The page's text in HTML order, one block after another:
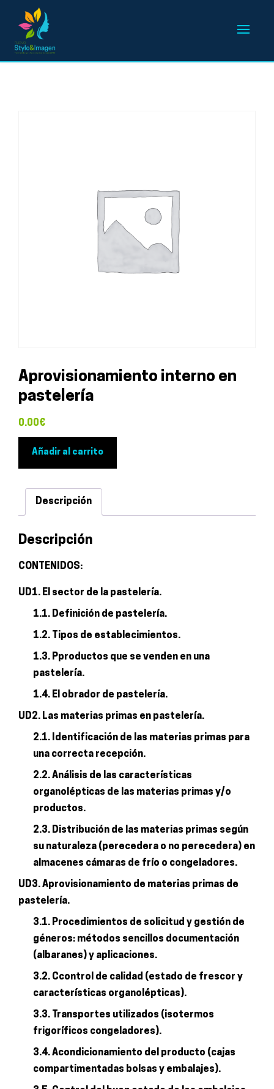
Aprovisionamiento interno en
pastelería
0.00€
Añadir al carrito
Descripción
Descripción
CONTENIDOS:
UD1. El sector de la pastelería.
1.1. Definición de pastelería.
1.2. Tipos de establecimientos.
1.3. Pproductos que se venden en una
pastelería.
1.4. El obrador de pastelería.
UD2. Las materias primas en pastelería.
2.1. Identificación de las materias primas para
una correcta recepción.
2.2. Análisis de las características
organolépticas de las materias primas y/o
productos.
2.3. Distribución de las materias primas según
su naturaleza (perecedera o no perecedera) en
almacenes cámaras de frío o congeladores.
UD3. Aprovisionamiento de materias primas de
pastelería.
3.1. Procedimientos de solicitud y gestión de
géneros: métodos sencillos documentación
(albaranes) y aplicaciones.
3.2. Ccontrol de calidad (estado de frescor y
características organolépticas).
3.3. Transportes utilizados (isotermos
frigoríficos congeladores).
3.4. Acondicionamiento del producto (cajas
compartimentadas bolsas y embalajes).